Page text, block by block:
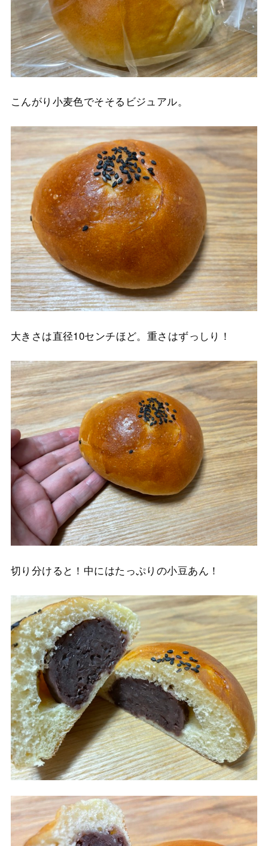
こんがり小麦色でそそるビジュアル。
大きさは直径10センチほど。重さはずっしり！
切り分けると！中にはたっぷりの小豆あん！